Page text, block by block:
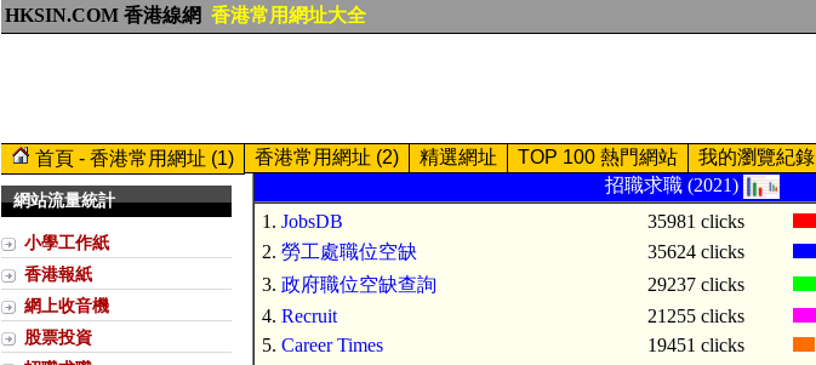
HKSIN.COM 香港線網 香港常用網址大全
首頁 - 香港常用網址 (1) 香港常用網址 (2) 精選網址 TOP 100 熱門網站 我的瀏覽紀錄
網站流量統計
小學工作紙
香港報紙
網上收音機
股票投資
招職求職 (2021)
1. JobsDB 35981 clicks
2. 勞工處職位空缺 35624 clicks
3. 政府職位空缺查詢 29237 clicks
4. Recruit 21255 clicks
5. Career Times 19451 clicks